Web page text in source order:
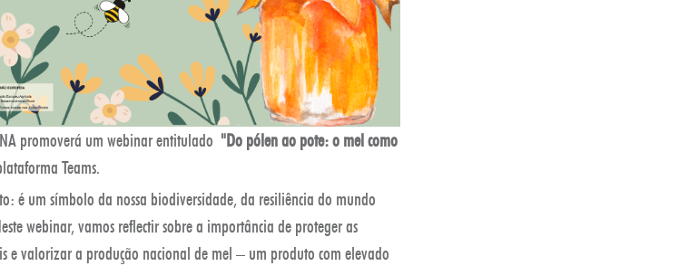
promoverá um webinar entitulado "Do pólen ao pote: o mel como
Teams.
é um símbolo da nossa biodiversidade, da resiliência do mundo
webinar, vamos reflectir sobre a importância de proteger as
e valorizar a produção nacional de mel – um produto com elevado